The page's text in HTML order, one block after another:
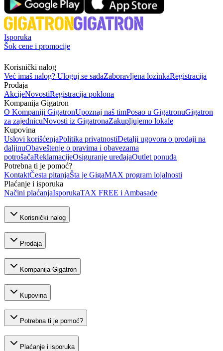
Isporuka
Šok cene i promocije
Korisnički nalog
Već imaš nalog? Uloguj se sadaZaboravljena lozinkaRegistracija
Prodaja
AkcijeNovostiRegistracija poklona
Kompanija Gigatron
O Kompaniji GigatronUpoznaj naš timPosao u GigatronuGigatron
za zajednicuNovosti iz GigatronaZakupljujemo lokale
Kupovina
Uslovi korišćenjaPolitika privatnostiDetalji ugovora o prodaji na
daljinuObaveštenje o pravima i obavezama
potrošačaReklamacijeOsiguranje uređajaOutlet ponuda
Potrebna ti je pomoć?
KontaktČesta pitanjaŠta je GigaMAX program lojalnosti
Plaćanje i isporuka
Načini plaćanjaIsporukaTAX FREE i Ambasade
Korisnički nalog
Prodaja
Kompanija Gigatron
Kupovina
Potrebna ti je pomoć?
Plaćanje i isporuka